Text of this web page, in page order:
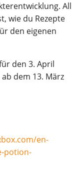
All
wie du Rezepte
den eigenen
den 3. April
dem 13. März
en-
potion-